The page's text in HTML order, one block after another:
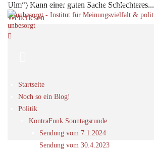
Ein Passwort wird Ihnen per Email zugeschickt.
unbesorgt
Startseite
Noch so ein Blog!
Politik
KontraFunk Sonntagsrunde
Sendung vom 7.1.2024
Sendung vom 30.4.2023
Ulm“) Kann einer guten Sache Schlechteres...
Weiterlesen